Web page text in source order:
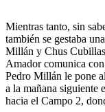
Mientras tanto, sin
también se gestaba
Millán y Chus
Amador comunica
Pedro Millán le pone
a la mañana siguiente
hacia el Campo 2,